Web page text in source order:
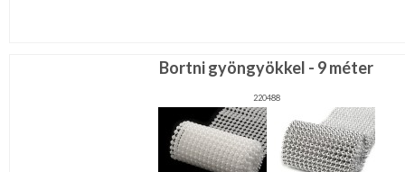
Bortni gyöngyökkel - 9 méter
220488